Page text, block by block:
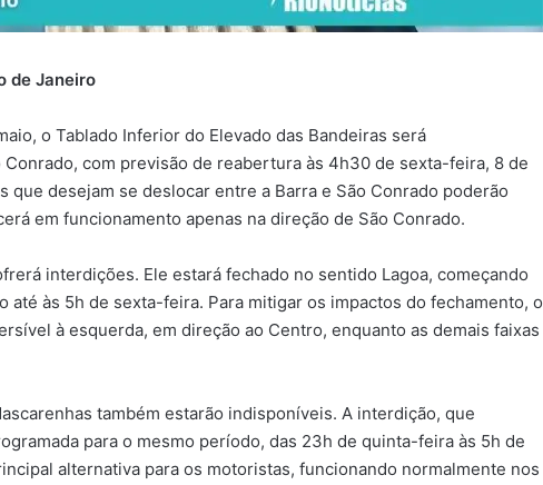
de Janeiro
o Tablado Inferior do Elevado das Bandeiras será
com previsão de reabertura às 4h30 de sexta-feira, 8 de
que desejam se deslocar entre a Barra e São Conrado poderão
em funcionamento apenas na direção de São Conrado.
interdições. Ele estará fechado no sentido Lagoa, começando
às 5h de sexta-feira. Para mitigar os impactos do fechamento, o
à esquerda, em direção ao Centro, enquanto as demais faixas
também estarão indisponíveis. A interdição, que
para o mesmo período, das 23h de quinta-feira às 5h de
alternativa para os motoristas, funcionando normalmente nos